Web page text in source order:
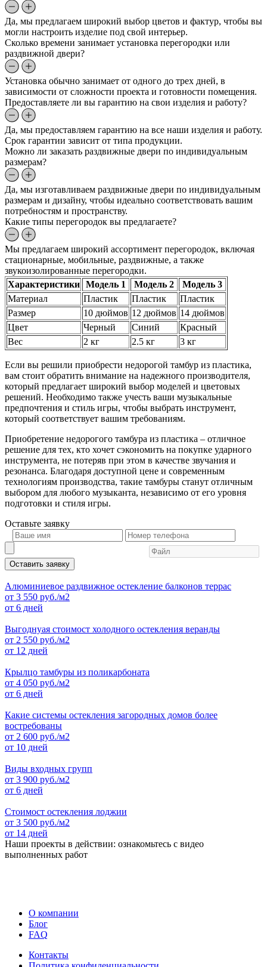
Да, мы предлагаем широкий выбор цветов и фактур, чтобы вы
могли настроить изделие под свой интерьер.
Сколько времени занимает установка перегородки или
раздвижной двери?
Установка обычно занимает от одного до трех дней, в
зависимости от сложности проекта и готовности помещения.
Предоставляете ли вы гарантию на свои изделия и работу?
Да, мы предоставляем гарантию на все наши изделия и работу.
Срок гарантии зависит от типа продукции.
Можно ли заказать раздвижные двери по индивидуальным
размерам?
Да, мы изготавливаем раздвижные двери по индивидуальным
размерам и дизайну, чтобы идеально соответствовать вашим
потребностям и пространству.
Какие типы перегородок вы предлагаете?
Мы предлагаем широкий ассортимент перегородок, включая
стационарные, мобильные, раздвижные, а также
звукоизолированные перегородки.
Характеристики Модель 1 Модель 2
Модель 3
Материал
Пластик Пластик
Пластик
Размер
10 дюймов 12 дюймов 14 дюймов
Цвет
Черный Синий
Красный
Вес
2 кг 2.5 кг 3 кг
Если вы решили приобрести недорогой тамбур из пластика,
вам стоит обратить внимание на надежного производителя,
который предлагает широкий выбор моделей и цветовых
решений. Необходимо также учесть ваши музыкальные
предпочтения и стиль игры, чтобы выбрать инструмент,
который соответствует вашим требованиям.
Приобретение недорогого тамбура из пластика – отличное
решение для тех, кто хочет сэкономить на покупке ударного
инструмента, не потеряв при этом в качестве звучания и
резонанса. Благодаря доступной цене и современным
технологиям производства, такие тамбуры станут отличным
выбором для любого музыканта, независимо от его уровня
подготовки и стиля игры.
Оставьте заявку
Оставить заявку
Алюминиевое раздвижное остекление балконов террас
от 3 550 руб./м2
от 6 дней
Выгоднуая стоимост холодного остекления веранды
от 2 550 руб./м2
от 12 дней
Крылцо тамбуры из поликарбоната
от 4 050 руб./м2
от 6 дней
Какие системы остекления загородных домов более
востребованы
от 2 600 руб./м2
от 10 дней
Виды входных групп
от 3 900 руб./м2
от 6 дней
Стоимост остекления лоджии
от 3 500 руб./м2
от 14 дней
Наши проекты в действии: ознакомьтесь с видео
выполненных работ
О компании
Блог
FAQ
Контакты